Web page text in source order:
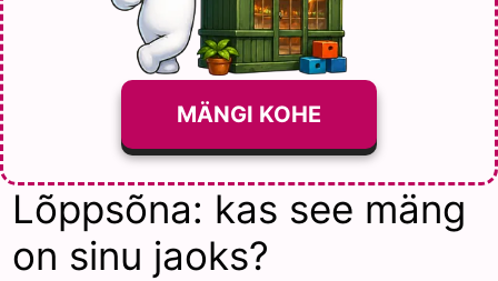
MÄNGI KOHE
Lõppsõna: kas see mäng
on sinu jaoks?